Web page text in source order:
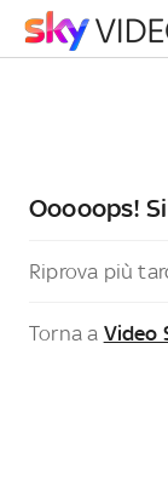
Ooooops!
Riprova più
Torna a Video